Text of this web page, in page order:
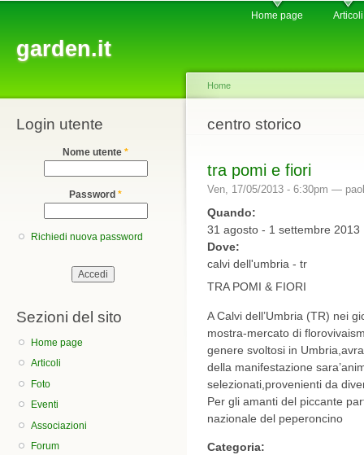
garden.it
Home page Articoli
Login utente
Nome utente *
Password *
Richiedi nuova password
Sezioni del sito
Home page
Articoli
Foto
Eventi
Associazioni
Forum
You are here
Home
centro storico
tra pomi e fiori
Ven, 17/05/2013 - 6:30pm —
Quando:
31 agosto - 1 settembre 2013
Dove:
calvi dell'umbria - tr
TRA POMI & FIORI
A Calvi dell’Umbria (TR) nei
mostra-mercato di
genere svoltosi in
della manifestazione
selezionati,provenienti da
Per gli amanti del piccante
nazionale del peperoncino
Categoria: